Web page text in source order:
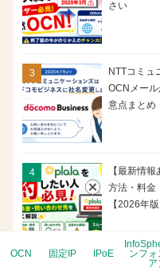
さい
NTTコミュ
OCNメー
意点まとめ
【最新情
方法・料金
【2026年版
【ぷらら
OCN 固定IP IPoE
ンフォ
ア